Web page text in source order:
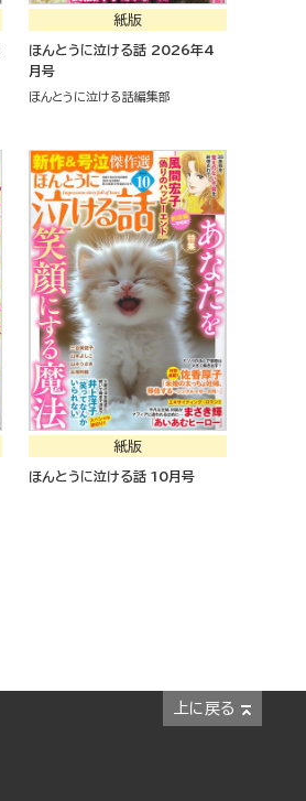
紙版
ほんとうに泣ける話 2026年4
月号
ほんとうに泣ける話編集部
紙版
ほんとうに泣ける話 10月号
上に戻る